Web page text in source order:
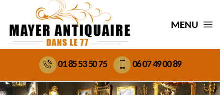
MENU
01 85 53 50 75 06 07 49 00 89